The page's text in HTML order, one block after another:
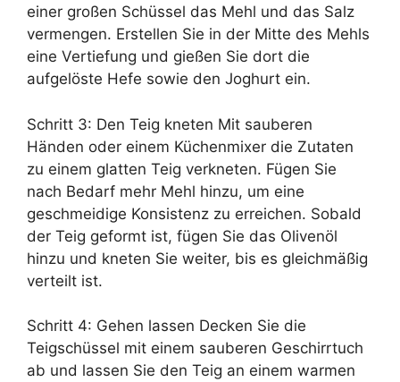
einer großen Schüssel das Mehl und das Salz
vermengen. Erstellen Sie in der Mitte des Mehls
eine Vertiefung und gießen Sie dort die
aufgelöste Hefe sowie den Joghurt ein.
Schritt 3: Den Teig kneten Mit sauberen
Händen oder einem Küchenmixer die Zutaten
zu einem glatten Teig verkneten. Fügen Sie
nach Bedarf mehr Mehl hinzu, um eine
geschmeidige Konsistenz zu erreichen. Sobald
der Teig geformt ist, fügen Sie das Olivenöl
hinzu und kneten Sie weiter, bis es gleichmäßig
verteilt ist.
Schritt 4: Gehen lassen Decken Sie die
Teigschüssel mit einem sauberen Geschirrtuch
ab und lassen Sie den Teig an einem warmen